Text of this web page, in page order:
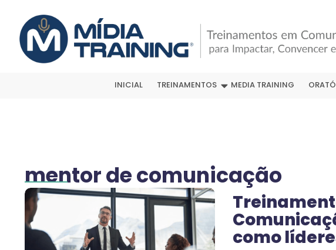
INICIAL TREINAMENTOS MEDIA TRAINING
mentor de comunicação
como